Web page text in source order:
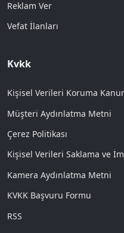
önceydi. Evde
sonrasında
Ameliyat olmalı mı
çok sayıda uzman
işlemler gerekiyordu.
Fizik tedavi için